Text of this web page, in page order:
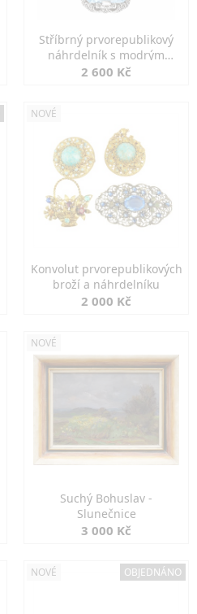
Stříbrný prvorepublikový
náhrdelník s modrým
spinelem
2 600 Kč
NOVÉ
Konvolut prvorepublikových
broží a náhrdelníku
2 000 Kč
NOVÉ
Suchý Bohuslav -
Slunečnice
3 000 Kč
NOVÉ OBJEDNÁNO